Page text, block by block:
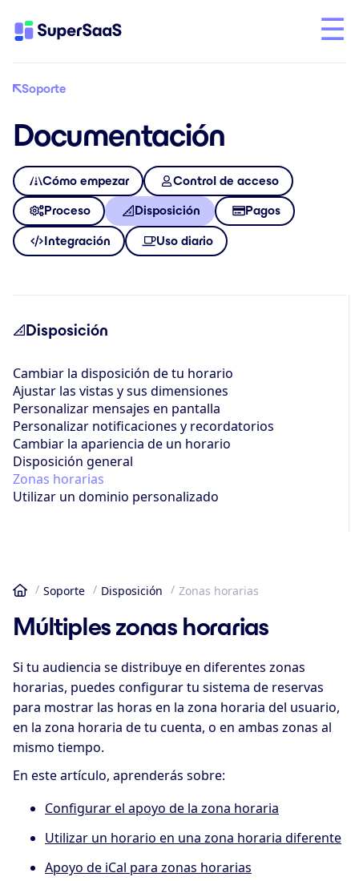
Soporte
Documentación
Cómo empezar Control de acceso
Proceso Disposición Pagos
Integración Uso diario
Disposición
Cambiar la disposición de tu horario
Ajustar las vistas y sus dimensiones
Personalizar mensajes en pantalla
Personalizar notificaciones y recordatorios
Cambiar la apariencia de un horario
Disposición general
Zonas horarias
Utilizar un dominio personalizado
Inicio
Soporte Disposición Zonas horarias
Múltiples zonas horarias
Si tu audiencia se distribuye en diferentes zonas
horarias, puedes configurar tu sistema de reservas
para mostrar las horas en la zona horaria del usuario,
en la zona horaria de tu cuenta, o en ambas zonas al
mismo tiempo.
En este artículo, aprenderás sobre:
Configurar el apoyo de la zona horaria
Utilizar un horario en una zona horaria diferente
Apoyo de iCal para zonas horarias